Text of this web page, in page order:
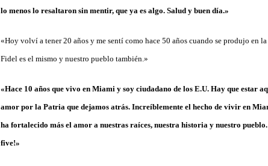
lo menos lo resaltaron sin mentir, que ya es algo. Salud y buen día.»
«Hoy volví a tener 20 años y me sentí como hace 50 años cuando se produjo en
Fidel es el mismo y nuestro pueblo también.»
«Hace 10 años que vivo en Miami y soy ciudadano de los E.U. Hay que estar
amor por la Patria que dejamos atrás. Increíblemente el hecho de vivir en
ha fortalecido más el amor a nuestras raíces, nuestra historia y nuestro
five!»